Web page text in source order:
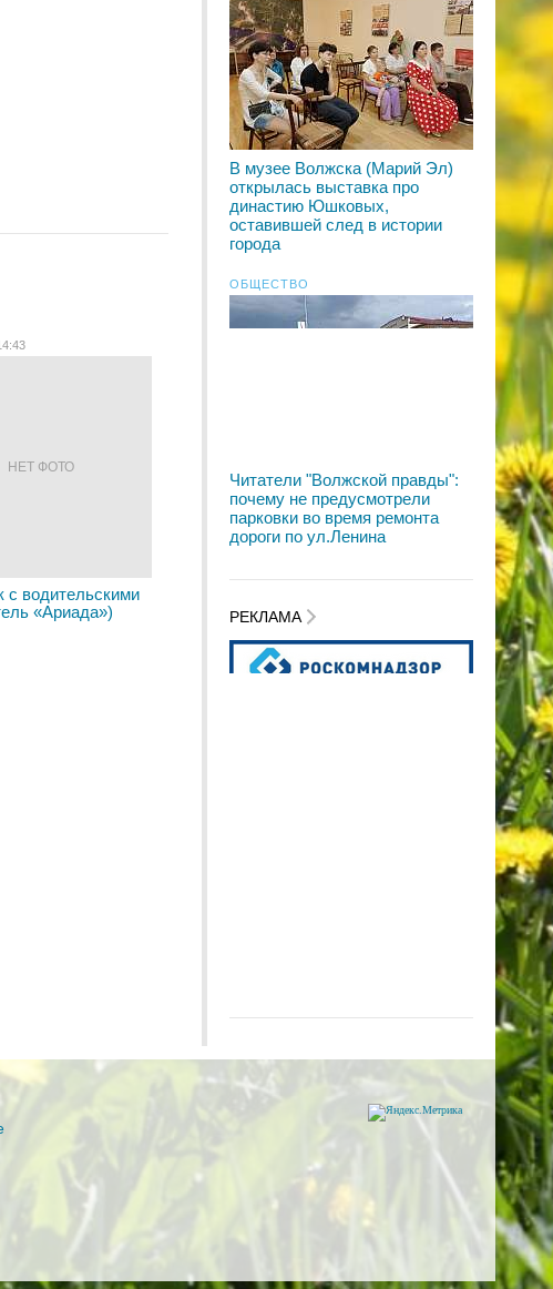
НЕТ ФОТО
с водительскими
«Ариада»)
В музее Волжска (Марий Эл)
открылась выставка про
династию Юшковых,
оставившей след в истории
города
ОБЩЕСТВО
Читатели "Волжской правды":
почему не предусмотрели
парковки во время ремонта
дороги по ул.Ленина
РЕКЛАМА